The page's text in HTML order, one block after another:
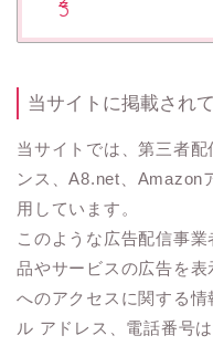
当サイトに掲載され
当サイトでは、第三者
ンス、A8.net、Amazon
用しています。
このような広告配信事
品やサービスの広告を
へのアクセスに関する
ル アドレス、電話番号